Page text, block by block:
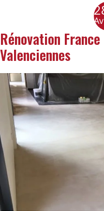
Rénovation
Valenciennes